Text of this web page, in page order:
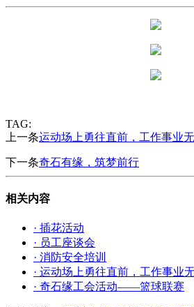
TAG:
上一条运动场上勇往直前，工作事业
下一条奇石有缘，筑梦前行
相关内容
· 插花活动
· 员工座谈会
· 消防安全培训
· 运动场上勇往直前，工作事业
· 奇石缘工会活动——篮球联赛